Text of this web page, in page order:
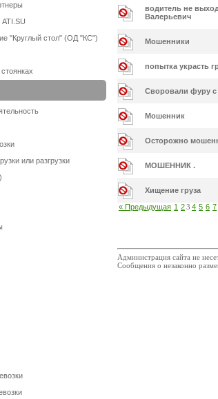
"Круглый стол" (ОД "КС")
или разгрузки
водитель не
Валерьевич
Мошенники
попытка украсть
Своровали фуру с
Мошенник
Осторожно
МОШЕННИК .
Хищение груза
« Предыдущая 1 23 4 5 6 7
Администрация сайта не
Сообщения о незаконно